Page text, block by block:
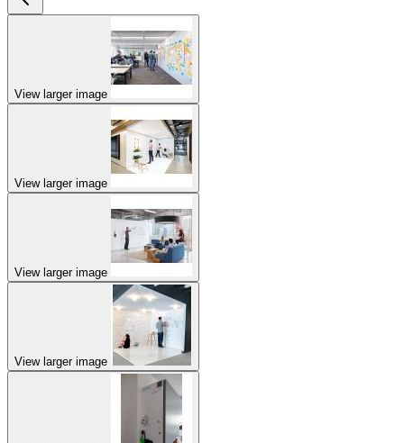
View larger image
View larger image
View larger image
View larger image